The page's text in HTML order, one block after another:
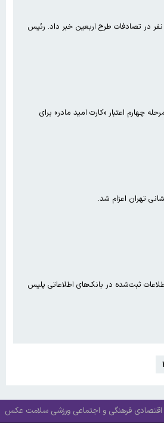
رئیس آزمایشگاه تحلیل داده‌های پلیس راهور فراجا از جان باختن ۲۱ نفر در تصادفات طرح اربعین خبر داد. رئیس
چهارم اعتبار «کارت امید مادر» برای
تهران اعزام شد.
ثبت‌شده در بانک‌های اطلاعاتی پلیس
اقتصادی فرهنگی و اجتماعی ورزشی سلامت عکس